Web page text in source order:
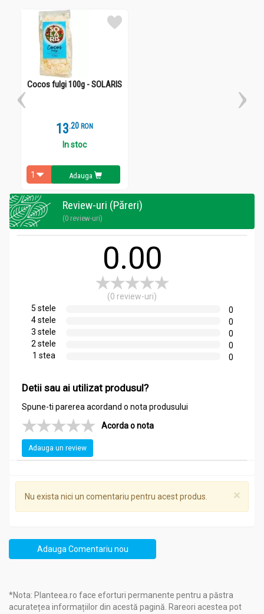
Acțiuni și recomandări:
Sare roz fina Himalaya piper mozaic 300g - SUPERFOODS
Pentru o nutritie sanatoasa.
Sare roz fina Himalaya piper mozaic 300g - SUPERFOODS
Se adauga ca atare in preparate conform instructiunilor din
Cocos fulgi 100g - SOLARIS
13.2 RON
In stoc
Adauga
Review-uri (Păreri)
(0 review-uri)
0.00
(0 review-uri)
5 stele
0
4 stele
0
3 stele
0
2 stele
0
1 stea
0
Detii sau ai utilizat produsul?
Spune-ti parerea acordand o nota produsului
Acorda o nota
Adauga un review
×
Nu exista nici un comentariu pentru acest produs.
Adauga Comentariu nou
*Nota: Planteea.ro face eforturi permanente pentru a păstra
acuratețea informațiilor din acestă pagină. Rareori acestea pot